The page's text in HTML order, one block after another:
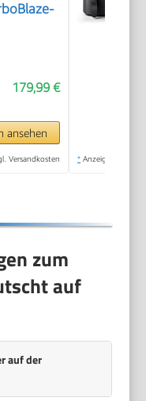
179,99 €
ansehen
Versandkosten * Anzeige
zum
auf
auf der